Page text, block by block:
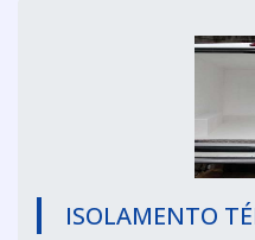
ISOLAMENTO